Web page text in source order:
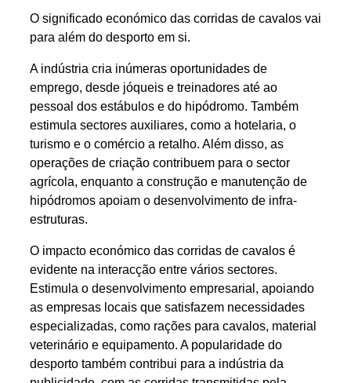
O significado económico das corridas de cavalos vai
para além do desporto em si.
A indústria cria inúmeras oportunidades de
emprego, desde jóqueis e treinadores até ao
pessoal dos estábulos e do hipódromo. Também
estimula sectores auxiliares, como a hotelaria, o
turismo e o comércio a retalho. Além disso, as
operações de criação contribuem para o sector
agrícola, enquanto a construção e manutenção de
hipódromos apoiam o desenvolvimento de infra-
estruturas.
O impacto económico das corridas de cavalos é
evidente na interacção entre vários sectores.
Estimula o desenvolvimento empresarial, apoiando
as empresas locais que satisfazem necessidades
especializadas, como rações para cavalos, material
veterinário e equipamento. A popularidade do
desporto também contribui para a indústria da